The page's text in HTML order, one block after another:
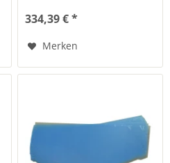
334,39 € *
Merken